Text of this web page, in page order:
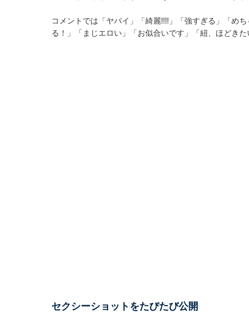
コメントでは「ヤバイ」「綺麗!!!!」「強すぎる」「め
る！」「まじエロい」「お似合いです」「紐、ほどき
セクシーショットをたびたび公開